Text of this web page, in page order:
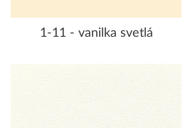
1-11 - vanilka svetlá